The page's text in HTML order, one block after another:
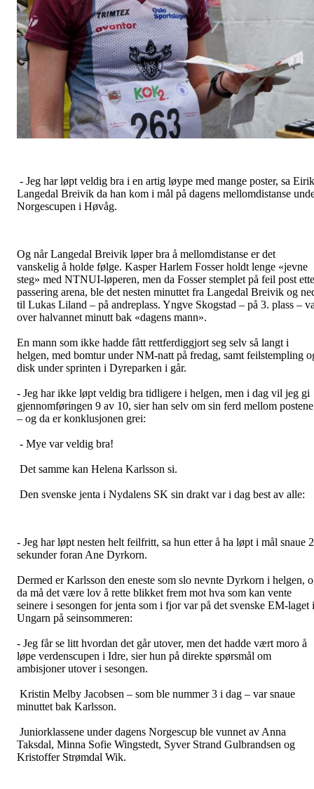
- Jeg har løpt veldig bra i en artig løype med mange poster, sa Eirik
Langedal Breivik da han kom i mål på dagens mellomdistanse
Norgescupen i Høvåg.
Og når Langedal Breivik løper bra å mellomdistanse er det
vanskelig å holde følge. Kasper Harlem Fosser holdt lenge «jevne
steg» med NTNUI-løperen, men da Fosser stemplet på feil post
passering arena, ble det nesten minuttet fra Langedal Breivik og
til Lukas Liland – på andreplass. Yngve Skogstad – på 3. plass –
over halvannet minutt bak «dagens mann».
En mann som ikke hadde fått rettferdiggjort seg selv så langt i
helgen, med bomtur under NM-natt på fredag, samt feilstempling
disk under sprinten i Dyreparken i går.
- Jeg har ikke løpt veldig bra tidligere i helgen, men i dag vil jeg gi
gjennomføringen 9 av 10, sier han selv om sin ferd mellom postene
– og da er konklusjonen grei:
- Mye var veldig bra!
Det samme kan Helena Karlsson si.
Den svenske jenta i Nydalens SK sin drakt var i dag best av alle:
- Jeg har løpt nesten helt feilfritt, sa hun etter å ha løpt i mål snaue
sekunder foran Ane Dyrkorn.
Dermed er Karlsson den eneste som slo nevnte Dyrkorn i helgen,
da må det være lov å rette blikket frem mot hva som kan vente
seinere i sesongen for jenta som i fjor var på det svenske EM-laget i
Ungarn på seinsommeren:
- Jeg får se litt hvordan det går utover, men det hadde vært moro å
løpe verdenscupen i Idre, sier hun på direkte spørsmål om
ambisjoner utover i sesongen.
Kristin Melby Jacobsen – som ble nummer 3 i dag – var snaue
minuttet bak Karlsson.
Juniorklassene under dagens Norgescup ble vunnet av Anna
Taksdal, Minna Sofie Wingstedt, Syver Strand Gulbrandsen og
Kristoffer Strømdal Wik.